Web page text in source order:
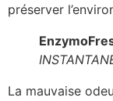
préserver
La mauvaise